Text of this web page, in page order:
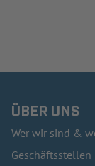
ÜBER UNS
Wer wir sind &